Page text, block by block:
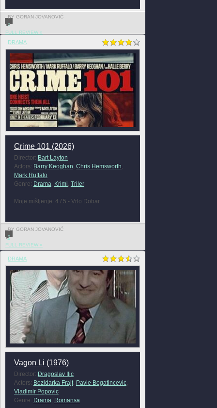
BY GORAN JOVANOVIĆ
0
FULL REVIEW »
DRAMA
Crime 101 (2026)
Director: Bart Layton
Actors: Barry Keoghan Chris Hemsworth
Mark Ruffalo
Genre: Drama Krimi Triler
Moje mišljenje: 4 / 5 - Vrlo Dobar
BY GORAN JOVANOVIĆ
0
FULL REVIEW »
DRAMA
Vagon Li (1976)
Director: Dragoslav Ilic
Actors: Bozidarka Frajt, Pavle Bogatincevic,
Vladimir Popovic
Genre: Drama Romansa